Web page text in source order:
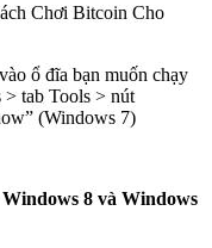
Chơi Bitcoin Cho
ổ đĩa bạn muốn chạy
> tab Tools > nút
(Windows 7)
8 và Windows